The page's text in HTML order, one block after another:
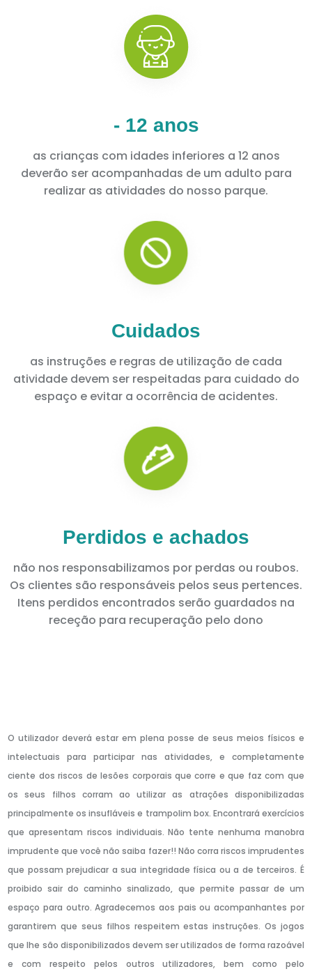
- 12 anos
as crianças com idades inferiores a 12 anos
deverão ser acompanhadas de um adulto para
realizar as atividades do nosso parque.
Cuidados
as instruções e regras de utilização de cada
atividade devem ser respeitadas para cuidado do
espaço e evitar a ocorrência de acidentes.
Perdidos e achados
não nos responsabilizamos por perdas ou roubos.
Os clientes são responsáveis pelos seus pertences.
Itens perdidos encontrados serão guardados na
receção para recuperação pelo dono
O utilizador deverá estar em plena posse de seus meios físicos e
intelectuais para participar nas atividades, e completamente
ciente dos riscos de lesões corporais que corre e que faz com que
os seus filhos corram ao utilizar as atrações disponibilizadas
principalmente os insufláveis e trampolim box. Encontrará exercícios
que apresentam riscos individuais. Não tente nenhuma manobra
imprudente que você não saiba fazer!! Não corra riscos imprudentes
que possam prejudicar a sua integridade física ou a de terceiros. É
proibido sair do caminho sinalizado, que permite passar de um
espaço para outro. Agradecemos aos pais ou acompanhantes por
garantirem que seus filhos respeitem estas instruções. Os jogos
que lhe são disponibilizados devem ser utilizados de forma razoável
e com respeito pelos outros utilizadores, bem como pelo